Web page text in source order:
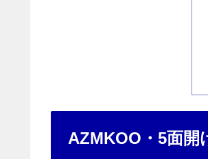
AZMKOO・5面開